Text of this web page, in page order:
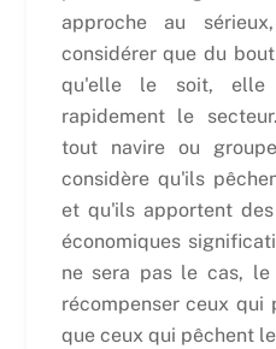
approche au
considérer que du
qu'elle le soit, elle
rapidement le
tout navire ou
considère qu'ils
et qu'ils apportent
économiques
ne sera pas le cas, le
récompenser ceux
que ceux qui pêchent